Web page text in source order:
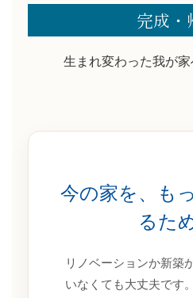
完成・
生まれ変わった我が家
今の家を、も
るた
リノベーションか新築
いなくても大丈夫です